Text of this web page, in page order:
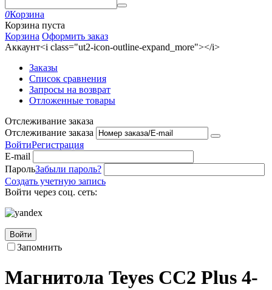
0Корзина
Корзина пуста
Корзина Оформить заказ
Аккаунт<i class="ut2-icon-outline-expand_more"></i>
Заказы
Список сравнения
Запросы на возврат
Отложенные товары
Отслеживание заказа
Отслеживание заказа
ВойтиРегистрация
E-mail
ПарольЗабыли пароль?
Создать учетную запись
Войти через соц. сеть:
Войти
Запомнить
Магнитола Teyes CC2 Plus 4-